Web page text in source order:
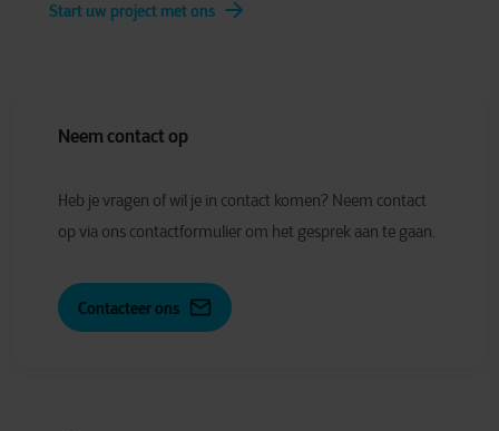
Start uw project met ons
Neem contact op
Heb je vragen of wil je in contact komen? Neem contact
op via ons contactformulier om het gesprek aan te gaan.
Contacteer ons